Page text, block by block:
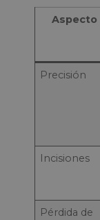
Aspecto
Precisión
Incisiones
Pérdida de